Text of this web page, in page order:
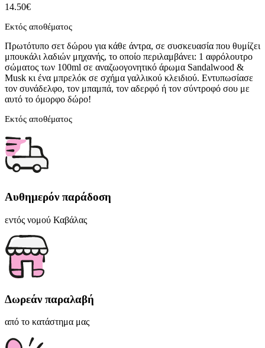
14.50€
Εκτός αποθέματος
Πρωτότυπο σετ δώρου για κάθε άντρα, σε συσκευασία που θυμίζει
μπουκάλι λαδιών μηχανής, το οποίο περιλαμβάνει: 1 αφρόλουτρο
σώματος των 100ml σε αναζωογονητικό άρωμα Sandalwood &
Musk κι ένα μπρελόκ σε σχήμα γαλλικού κλειδιού. Εντυπωσίασε
τον συνάδελφο, τον μπαμπά, τον αδερφό ή τον σύντροφό σου με
αυτό το όμορφο δώρο!
Εκτός αποθέματος
Αυθημερόν παράδοση
εντός νομού Καβάλας
Δωρεάν παραλαβή
από το κατάστημα μας